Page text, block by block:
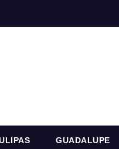
GUADALUPE